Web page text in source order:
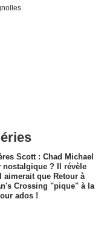
Scott : Chad Michael
nostalgique ? Il révèle
aimerait que Retour à
Crossing "pique" à la
ados !